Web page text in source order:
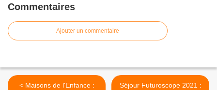
Commentaires
Ajouter un commentaire
< Maisons de l'Enfance :
Séjour Futuroscope 2021 :